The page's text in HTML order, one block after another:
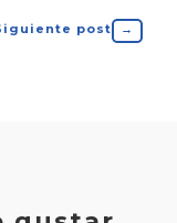
post →